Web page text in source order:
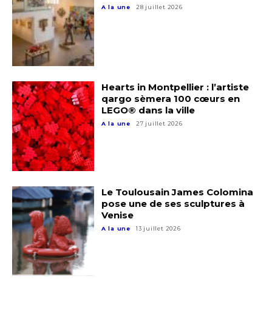
Adresse email*
Nom
Prénom
Statut / Organisation
* Champ obligatoire
Adresse email*
Nom
Prénom
Statut / Organisation
J'accepte les termes et conditions
A la une 28 juillet 2026
Hearts in Montpellier : l’artiste
qargo sèmera 100 cœurs en
LEGO® dans la ville
A la une 27 juillet 2026
Le Toulousain James Colomina
pose une de ses sculptures à
Venise
A la une 13 juillet 2026